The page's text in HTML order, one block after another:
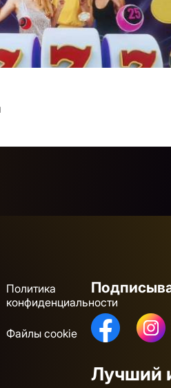
Политика
конфиденциальности
Файлы cookie
Лучший